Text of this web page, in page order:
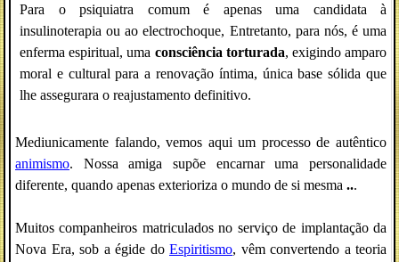
Para o psiquiatra comum é apenas uma candidata à
insulinoterapia ou ao electrochoque, Entretanto, para nós, é uma
enferma espiritual, uma consciência torturada, exigindo amparo
moral e cultural para a renovação íntima, única base sólida que
lhe assegurara o reajustamento definitivo.
Mediunicamente falando, vemos aqui um processo de autêntico
animismo. Nossa amiga supõe encarnar uma personalidade
diferente, quando apenas exterioriza o mundo de si mesma ...
Muitos companheiros matriculados no serviço de implantação da
Nova Era, sob a égide do Espiritismo, vêm convertendo a teoria